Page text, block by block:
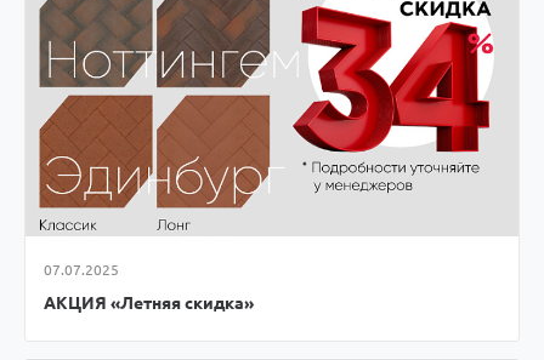
07.07.2025
АКЦИЯ «Летняя скидка»